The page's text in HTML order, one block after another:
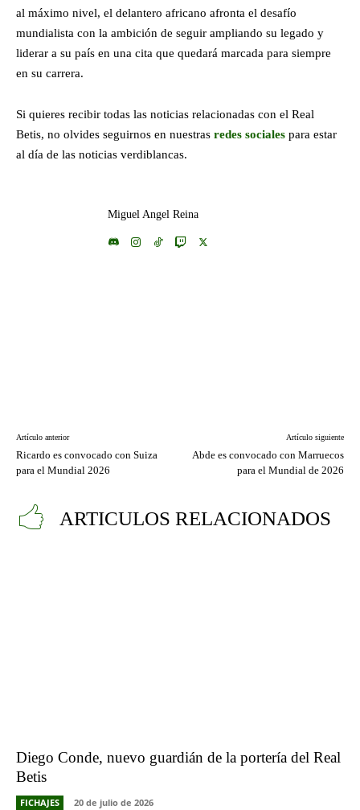
al máximo nivel, el delantero africano afronta el desafío
mundialista con la ambición de seguir ampliando su legado y
liderar a su país en una cita que quedará marcada para siempre
en su carrera.
Si quieres recibir todas las noticias relacionadas con el Real
Betis, no olvides seguirnos en nuestras redes sociales para estar
al día de las noticias verdiblancas.
Miguel Angel Reina
Artículo anterior
Ricardo es convocado con Suiza
para el Mundial 2026
Artículo siguiente
Abde es convocado con Marruecos
para el Mundial de 2026
ARTICULOS RELACIONADOS
Diego Conde, nuevo guardián de la portería del Real
Betis
FICHAJES 20 de julio de 2026